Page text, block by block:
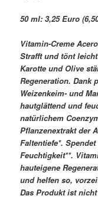
50 ml: 3,25 Euro
Vitamin-Creme
Strafft und tönt
Karotte und Olive
Regeneration. Dank
Weizenkeim- und
hautglättend und
natürlichem
Pflanzenextrakt der
Faltentiefe*.
Feuchtigkeit**.
hauteigene
und helfen so,
Das Produkt ist